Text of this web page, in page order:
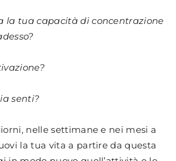
la tua capacità di concentrazione
senti?
nelle settimane e nei mesi a
la tua vita a partire da questa